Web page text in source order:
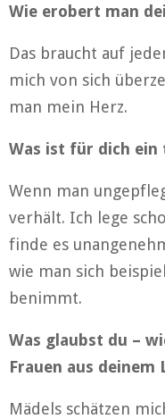
Wie erobert man
Das braucht auf
mich von sich
man mein Herz.
Was ist für dich
Wenn man
verhält. Ich lege
finde es
wie man sich
benimmt.
Was glaubst du –
Frauen aus deinem
Mädels schätzen